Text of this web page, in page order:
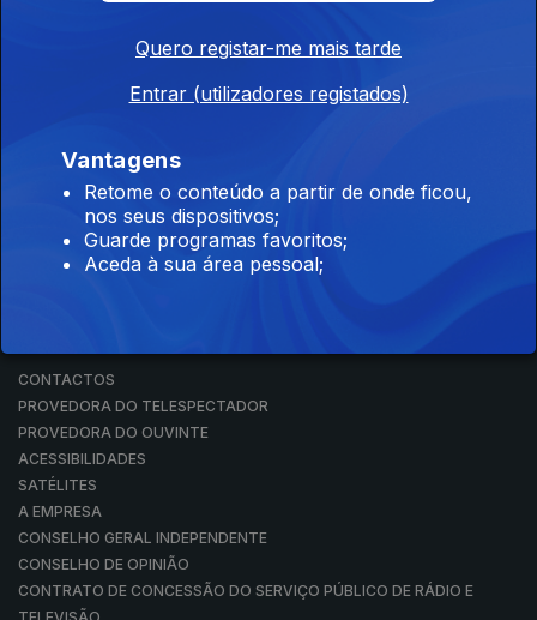
RTP PLAY
EM DIRETO
REVER PROGRAMAS
CONCURSOS
CONTACTOS
PROVEDORA DO TELESPECTADOR
PROVEDORA DO OUVINTE
ACESSIBILIDADES
SATÉLITES
A EMPRESA
CONSELHO GERAL INDEPENDENTE
CONSELHO DE OPINIÃO
CONTRATO DE CONCESSÃO DO SERVIÇO PÚBLICO DE RÁDIO E
Quero registar-me mais tarde
Entrar (utilizadores registados)
Vantagens
Retome o conteúdo a partir de onde ficou,
nos seus dispositivos;
Guarde programas favoritos;
Aceda à sua área pessoal;